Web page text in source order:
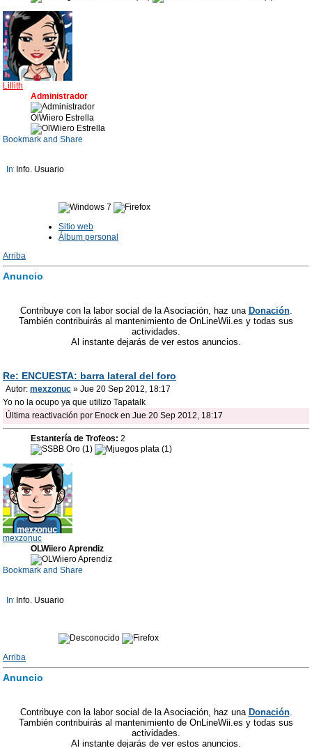
Lillith
Administrador
OlWiiero Estrella
Info. Usuario
Sitio web
Álbum personal
Arriba
Anuncio
Contribuye con la labor social de la Asociación, haz una Donación.
También contribuirás al mantenimiento de OnLineWii.es y todas sus
actividades.
Al instante dejarás de ver estos anuncios.
Re: ENCUESTA: barra lateral del foro
Autor: mexzonuc » Jue 20 Sep 2012, 18:17
Yo no la ocupo ya que utilizo Tapatalk
Última reactivación por Enock en Jue 20 Sep 2012, 18:17
Estantería de Trofeos: 2
mexzonuc
OLWiiero Aprendiz
Info. Usuario
Arriba
Anuncio
Contribuye con la labor social de la Asociación, haz una Donación.
También contribuirás al mantenimiento de OnLineWii.es y todas sus
actividades.
Al instante dejarás de ver estos anuncios.